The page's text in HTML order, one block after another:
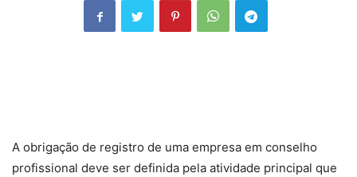
A obrigação de registro de uma empresa em conselho
profissional deve ser definida pela atividade principal que